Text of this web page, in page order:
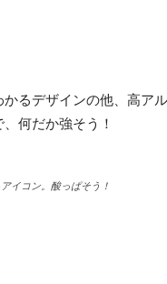
るデザインの他、高ア
何だか強そう！
イコン。酸っぱそう！